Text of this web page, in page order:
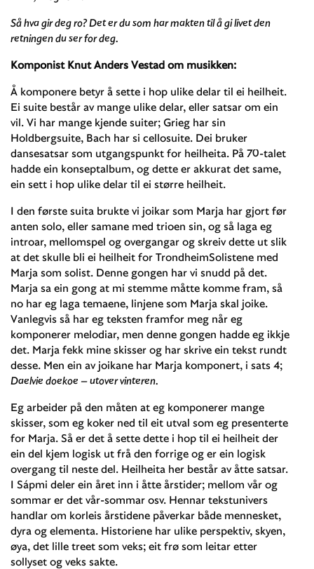
Så hva gir deg ro? Det er du som har makten til å gi livet den
retningen du ser for deg.
Komponist Knut Anders Vestad om musikken:
Å komponere betyr å sette i hop ulike delar til ei heilheit.
Ei suite består av mange ulike delar, eller satsar om ein
vil. Vi har mange kjende suiter; Grieg har sin
Holdbergsuite, Bach har si cellosuite. Dei bruker
dansesatsar som utgangspunkt for heilheita. På 70-talet
hadde ein konseptalbum, og dette er akkurat det same,
ein sett i hop ulike delar til ei større heilheit.
I den første suita brukte vi joikar som Marja har gjort før
anten solo, eller samane med trioen sin, og så laga eg
introar, mellomspel og overgangar og skreiv dette ut slik
at det skulle bli ei heilheit for TrondheimSolistene med
Marja som solist. Denne gongen har vi snudd på det.
Marja sa ein gong at mi stemme måtte komme fram, så
no har eg laga temaene, linjene som Marja skal joike.
Vanlegvis så har eg teksten framfor meg når eg
komponerer melodiar, men denne gongen hadde eg ikkje
det. Marja fekk mine skisser og har skrive ein tekst rundt
desse. Men ein av joikane har Marja komponert, i sats 4;
Daelvie doekoe – utover vinteren.
Eg arbeider på den måten at eg komponerer mange
skisser, som eg koker ned til eit utval som eg presenterte
for Marja. Så er det å sette dette i hop til ei heilheit der
ein del kjem logisk ut frå den forrige og er ein logisk
overgang til neste del. Heilheita her består av åtte satsar.
I Sápmi deler ein året inn i åtte årstider; mellom vår og
sommar er det vår-sommar osv. Hennar tekstunivers
handlar om korleis årstidene påverkar både mennesket,
dyra og elementa. Historiene har ulike perspektiv, skyen,
øya, det lille treet som veks; eit frø som leitar etter
sollyset og veks sakte.